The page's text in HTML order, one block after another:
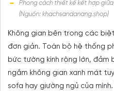
Phong cách thiết kế kết hợp
(Nguồn: khachsandanang.shop)
Không gian bên trong các
đơn giản. Toàn bộ hệ thống
bức tường kính rộng lớn, đảm
ngắm không gian xanh mát
sofa hay giường ngủ của